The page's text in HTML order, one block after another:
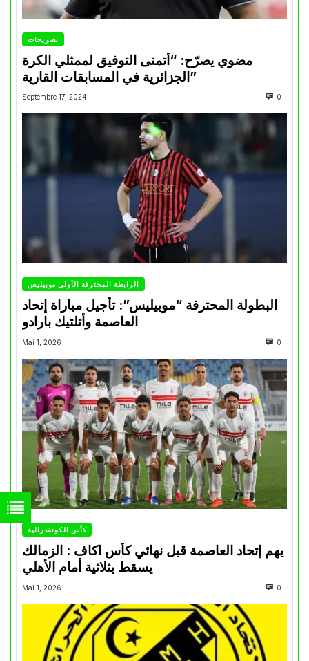
تصريحات
مضوي يصرّح: “أتمنى التوفيق لممثلي الكرة
الجزائرية في المسابقات القارية”
Septembre 17, 2024 0
الرابطة المحترفة الأولى موبيليس
البطولة المحترفة “موبيليس”: تأجيل مباراة إتحاد
العاصمة وأتلتيك بارادو
Mai 1, 2026 0
كأس الكونفدرالية
يهم إتحاد العاصمة قبل نهائي كأس اكاف : الزمالك
Mai 1, 2026 0